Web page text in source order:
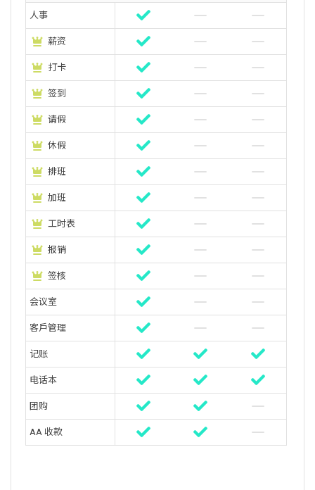
人事
薪资
打卡
签到
请假
休假
排班
加班
工时表
报销
签核
会议室
客戶管理
记账
电话本
团购
AA 收款